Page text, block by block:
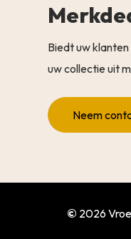
Biedt uw
uw collectie uit
Neem
© 2026